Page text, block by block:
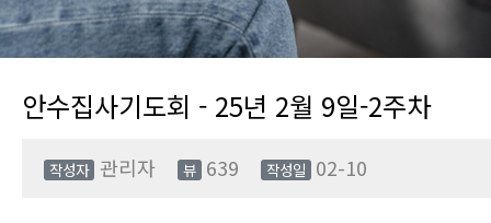
안수집사기도회 - 25년 2월 9일-2주차
작성자 관리자 뷰 639 작성일 02-10